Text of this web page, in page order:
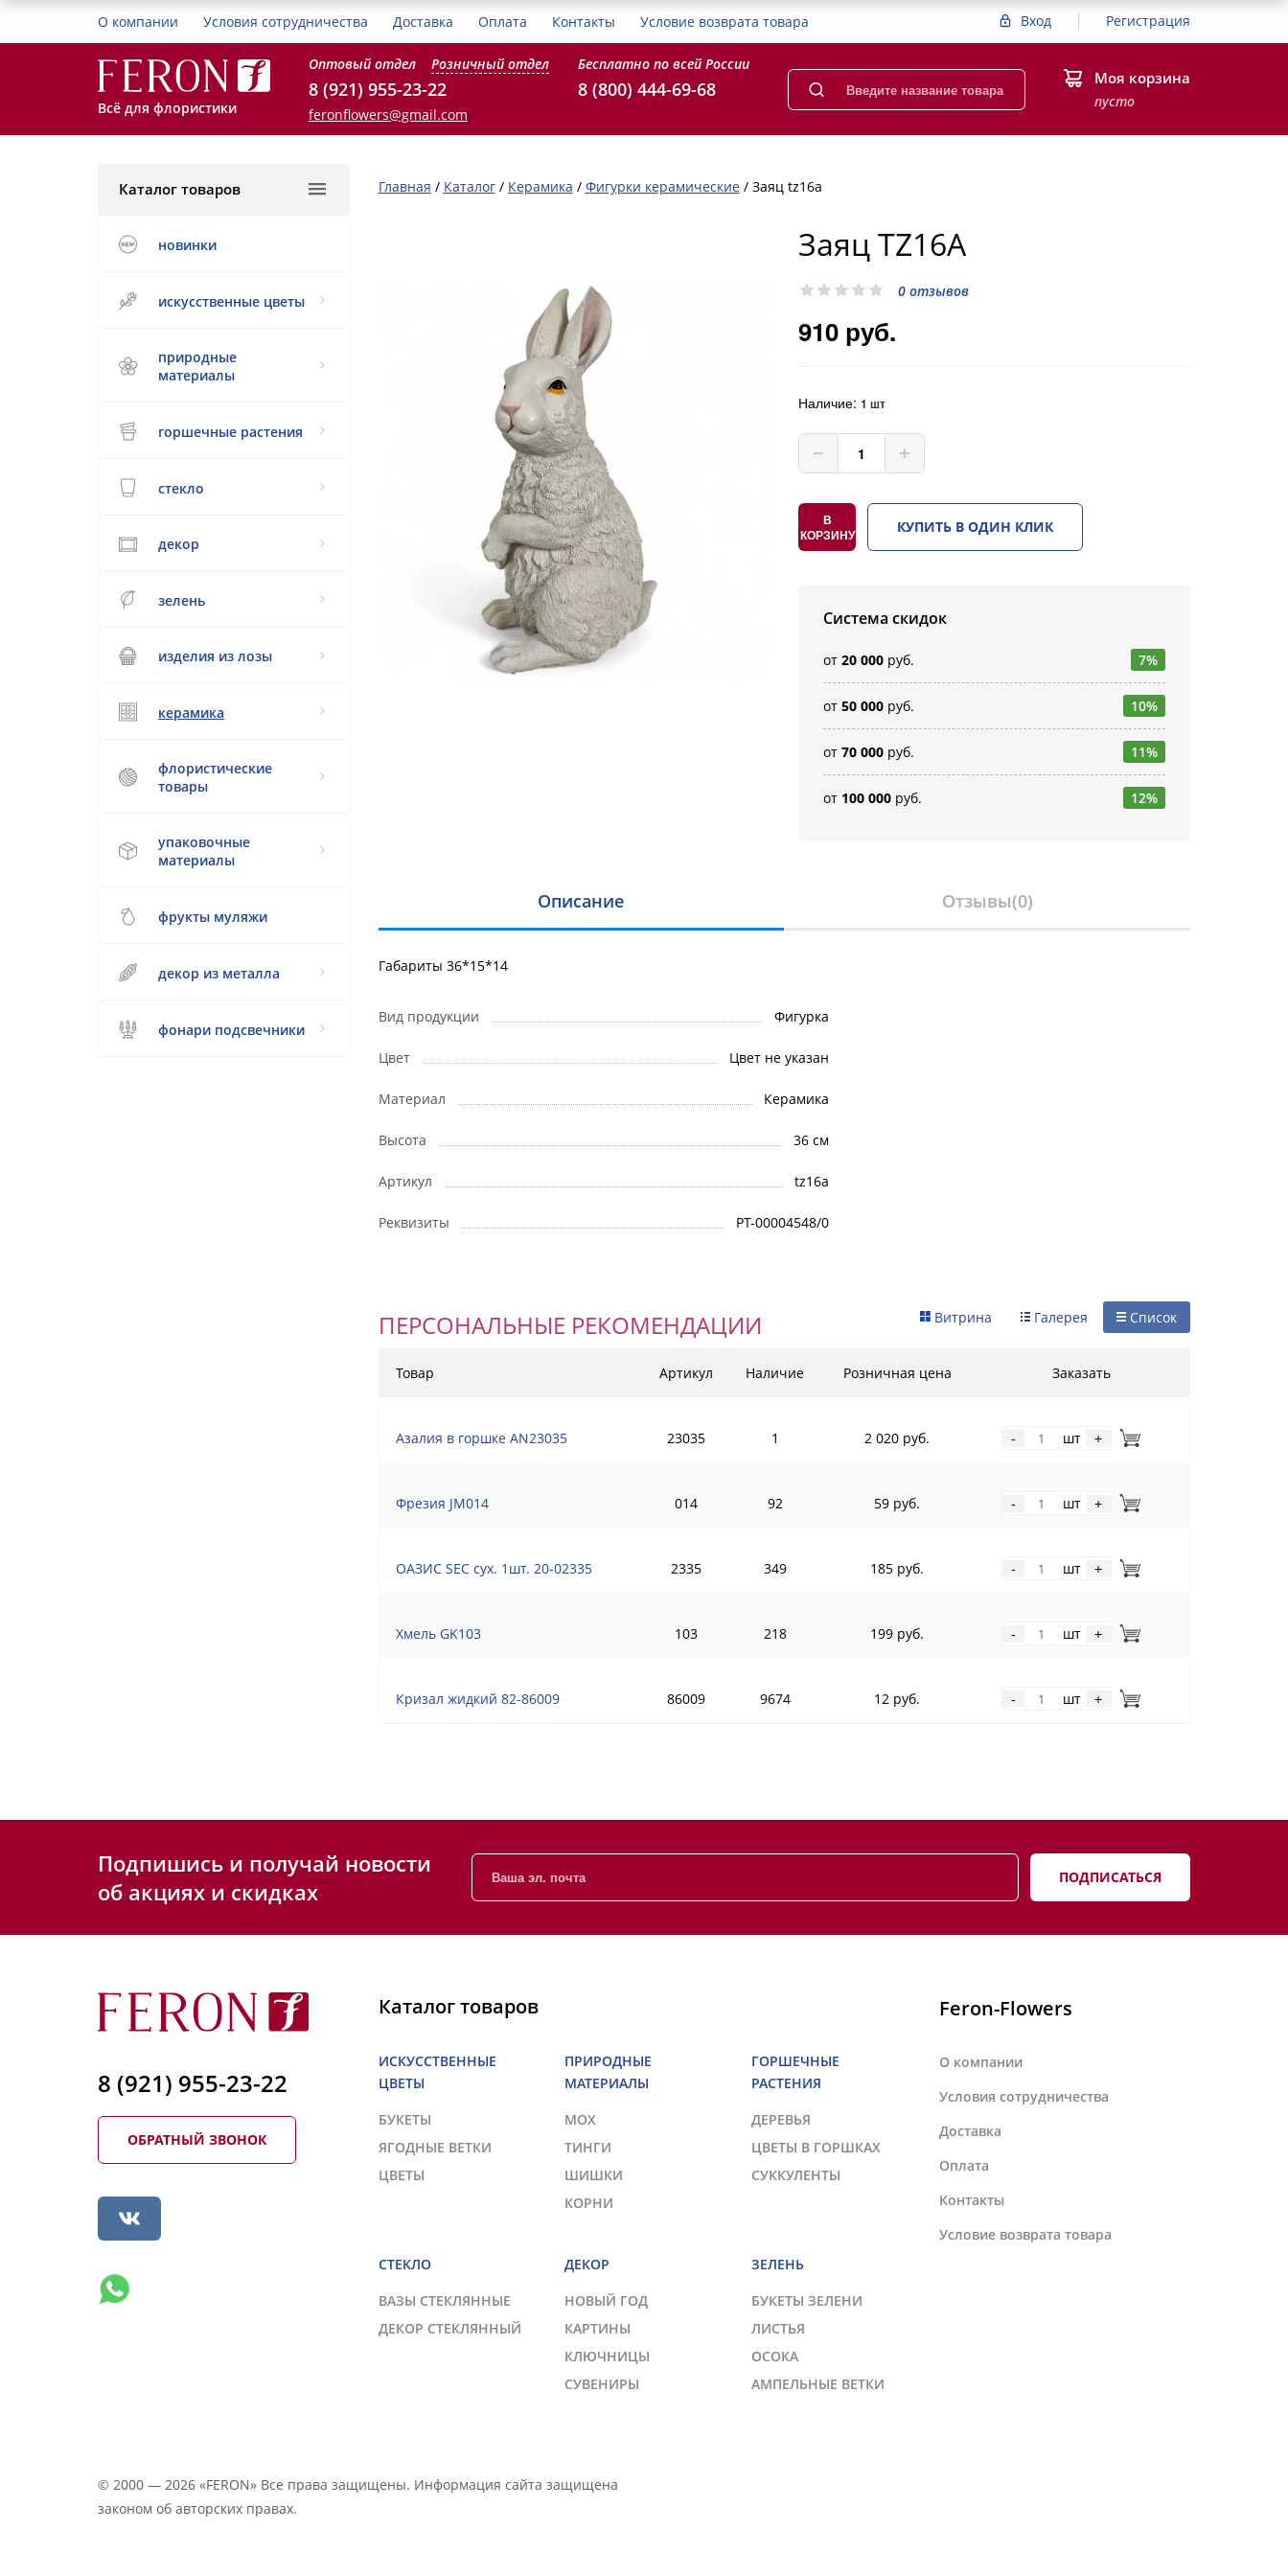
О компании Условия сотрудничества Доставка Оплата Контакты Условие возврата товара Вход Регистрация
Всё для флористики
Оптовый отдел Розничный отдел
8 (921) 955-23-22
feronflowers@gmail.com
Бесплатно по всей России
8 (800) 444-69-68 Моя корзина
пусто
Каталог товаров
новинки
искусственные цветы
природные
материалы
горшечные растения
стекло
декор
зелень
изделия из лозы
керамика
флористические
товары
упаковочные
материалы
фрукты муляжи
декор из металла
фонари подсвечники
Главная / Каталог / Керамика / Фигурки керамические / Заяц tz16a
Заяц TZ16A
0 отзывов
910 руб.
Наличие:1 шт
В
КОРЗИНУ
КУПИТЬ В ОДИН КЛИК
Система скидок
от20 000 руб. 7%
от50 000 руб. 10%
от70 000 руб. 11%
от 100 000 руб. 12%
Описание Отзывы(0)
Габариты 36*15*14
Вид продукции Фигурка
Цвет Цвет не указан
Материал Керамика
Высота 36 см
Артикул tz16a
Реквизиты РТ-00004548/0
ПЕРСОНАЛЬНЫЕ РЕКОМЕНДАЦИИ Список
Галерея
Витрина
Товар Артикул Наличие Розничная цена Заказать
Азалия в горшке AN23035 23035 1 2 020 руб. - шт +
Фрезия JM014 014 92 59 руб. - шт +
ОАЗИС SEC сух. 1шт. 20-02335 2335 349 185 руб. - шт +
Хмель GK103 103 218 199 руб. - шт +
Кризал жидкий 82-86009 86009 9674 12 руб. - шт +
Подпишись и получай новости
об акциях и скидках
ПОДПИСАТЬСЯ
8 (921) 955-23-22
ОБРАТНЫЙ ЗВОНОК
Каталог товаров
ИСКУССТВЕННЫЕ
ЦВЕТЫ
БУКЕТЫ
ЯГОДНЫЕ ВЕТКИ
ЦВЕТЫ
ПРИРОДНЫЕ
МАТЕРИАЛЫ
МОХ
ТИНГИ
ШИШКИ
КОРНИ
ГОРШЕЧНЫЕ
РАСТЕНИЯ
ДЕРЕВЬЯ
ЦВЕТЫ В ГОРШКАХ
СУККУЛЕНТЫ
СТЕКЛО
ВАЗЫ СТЕКЛЯННЫЕ
ДЕКОР СТЕКЛЯННЫЙ
ДЕКОР
НОВЫЙ ГОД
КАРТИНЫ
КЛЮЧНИЦЫ
СУВЕНИРЫ
ЗЕЛЕНЬ
БУКЕТЫ ЗЕЛЕНИ
ЛИСТЬЯ
ОСОКА
АМПЕЛЬНЫЕ ВЕТКИ
Feron-Flowers
О компании
Условия сотрудничества
Доставка
Оплата
Контакты
Условие возврата товара
© 2000 — 2026 «FERON» Все права защищены. Информация сайта защищена
законом об авторских правах.